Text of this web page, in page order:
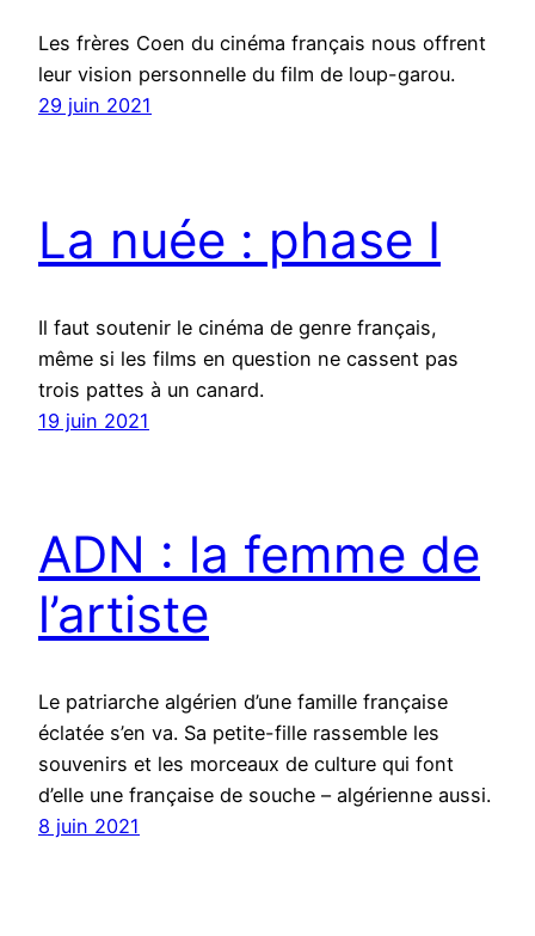
Les frères Coen du cinéma français nous offrent
leur vision personnelle du film de loup-garou.
29 juin 2021
La nuée : phase I
Il faut soutenir le cinéma de genre français,
même si les films en question ne cassent pas
trois pattes à un canard.
19 juin 2021
ADN : la femme de
l’artiste
Le patriarche algérien d’une famille française
éclatée s’en va. Sa petite-fille rassemble les
souvenirs et les morceaux de culture qui font
d’elle une française de souche – algérienne aussi.
8 juin 2021